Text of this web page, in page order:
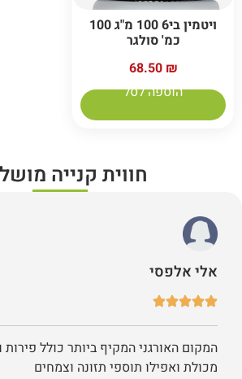
ויטמין בי6 100 מ"ג 100
כמ' סולגר
68.50 ₪
הוספה לסל
חווית קנייה
אלי אלפסי
המקום האורגני המקיף ביותר כולל פירות
מכולת ואפילו תוספי תזונה וצמחים